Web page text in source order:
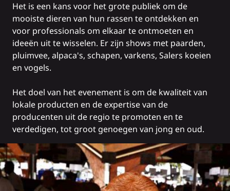
Het is een kans voor het grote publiek om de
mooiste dieren van hun rassen te ontdekken en
voor professionals om elkaar te ontmoeten en
ideeën uit te wisselen. Er zijn shows met paarden,
pluimvee, alpaca's, schapen, varkens, Salers koeien
en vogels.
Het doel van het evenement is om de kwaliteit van
lokale producten en de expertise van de
producenten uit de regio te promoten en te
verdedigen, tot groot genoegen van jong en oud.